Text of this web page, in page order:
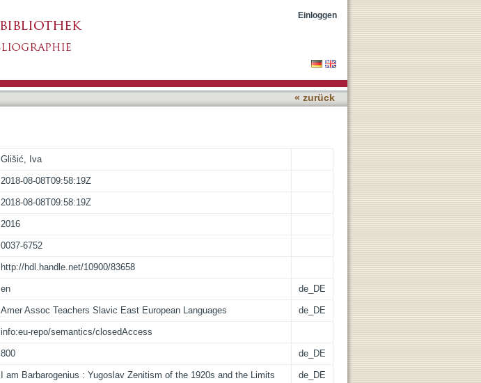
Einloggen
« zurück
Glišić, Iva
2018-08-08T09:58:19Z
2018-08-08T09:58:19Z
2016
0037-6752
http://hdl.handle.net/10900/83658
en de_DE
Amer Assoc Teachers Slavic East European Languages de_DE
info:eu-repo/semantics/closedAccess
800 de_DE
I am Barbarogenius : Yugoslav Zenitism of the 1920s and the Limits
de_DE